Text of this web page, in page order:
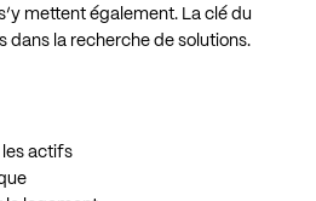
mettent également. La clé du
dans la recherche de solutions.
actifs